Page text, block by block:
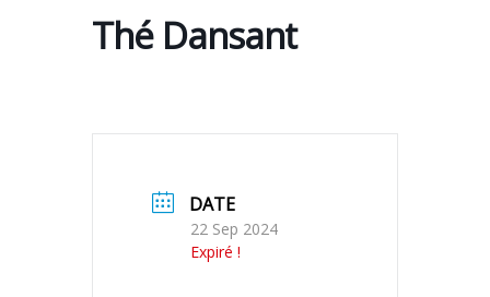
Thé Dansant
DATE
22 Sep 2024
Expiré !